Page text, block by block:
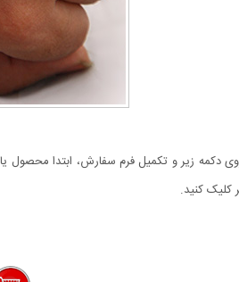
دکمه زیر و تکمیل فرم سفارش، ابتدا محصول
کلیک کنید.